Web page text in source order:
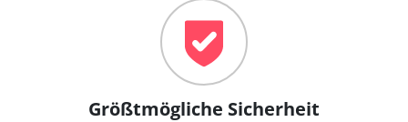
Größtmögliche Sicherheit